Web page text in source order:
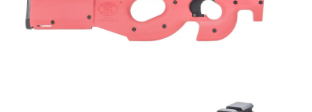
恩沛科技股份有限公司將有權停止該用戶之使用額度並採取法律行動。